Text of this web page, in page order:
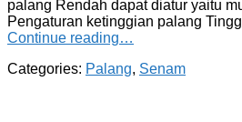
palang Rendah dapat diatur yaitu
Pengaturan ketinggian palang
Continue reading…
Categories: Palang, Senam